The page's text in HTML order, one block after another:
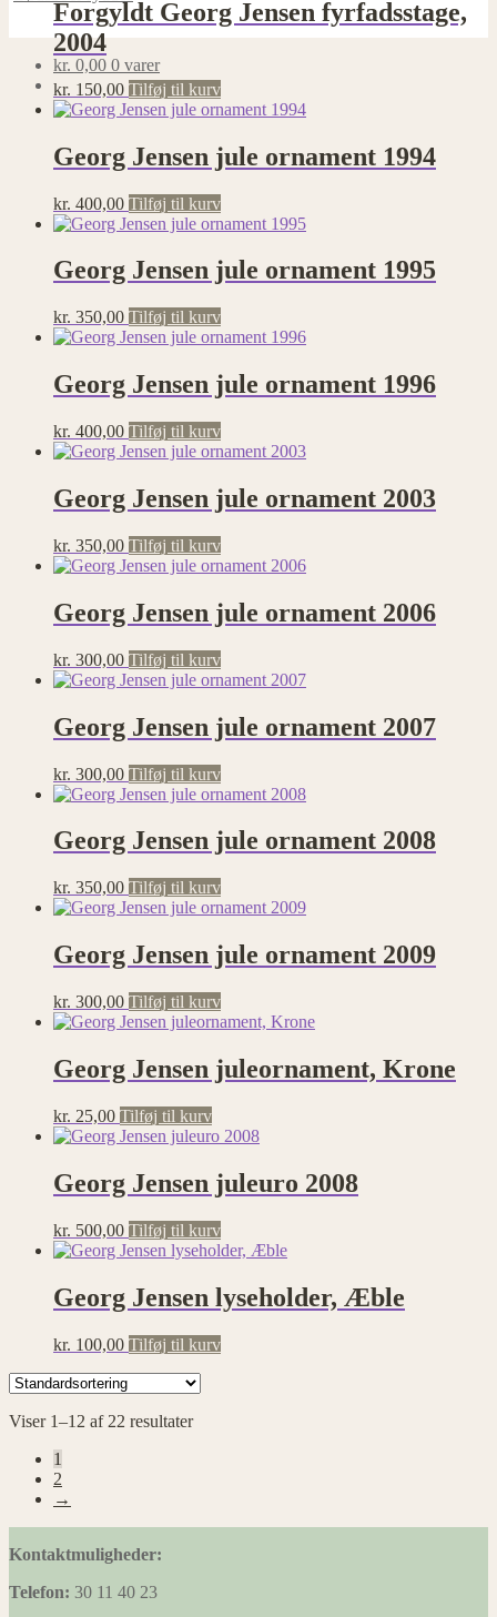
kr. 0,00 0 varer
Forgyldt Georg Jensen fyrfadsstage,
2004
kr. 150,00 Tilføj til kurv
Georg Jensen jule ornament 1994
kr. 400,00 Tilføj til kurv
Georg Jensen jule ornament 1995
kr. 350,00 Tilføj til kurv
Georg Jensen jule ornament 1996
kr. 400,00 Tilføj til kurv
Georg Jensen jule ornament 2003
kr. 350,00 Tilføj til kurv
Georg Jensen jule ornament 2006
kr. 300,00 Tilføj til kurv
Georg Jensen jule ornament 2007
kr. 300,00 Tilføj til kurv
Georg Jensen jule ornament 2008
kr. 350,00 Tilføj til kurv
Georg Jensen jule ornament 2009
kr. 300,00 Tilføj til kurv
Georg Jensen juleornament, Krone
kr. 25,00 Tilføj til kurv
Georg Jensen juleuro 2008
kr. 500,00 Tilføj til kurv
Georg Jensen lyseholder, Æble
kr. 100,00 Tilføj til kurv
Viser 1–12 af 22 resultater
1
2
→
Kontaktmuligheder:
Telefon: 30 11 40 23